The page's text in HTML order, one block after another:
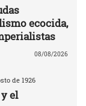
ecocida,
08/08/2026
de 1926
el